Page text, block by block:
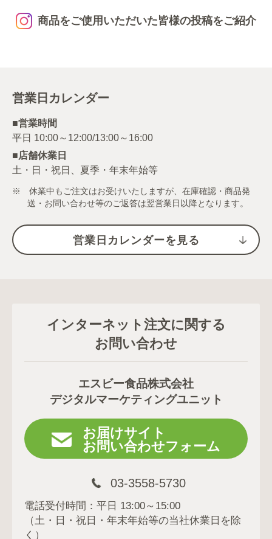
商品をご使用いただいた皆様の投稿をご紹介
営業日カレンダー
■営業時間
■店舗休業日
土・日・祝日、夏季・年末年始等
※ 休業中もご注文はお受けいたしますが、在庫確認・商品発
送・お問い合わせ等のご返答は翌営業日以降となります。
営業日カレンダーを見る
インターネット注文に関する
お問い合わせ
エスビー食品株式会社
デジタルマーケティングユニット
お届けサイト
お問い合わせフォーム
03-3558-5730
電話受付時間：平日 13:00～15:00
（土・日・祝日・年末年始等の当社休業日を除
く）